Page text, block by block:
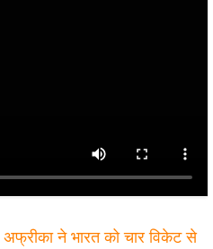
ने भारत को चार विकेट से